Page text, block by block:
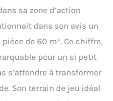
sa zone d’action
dans son avis un
pièce de 60 m². Ce chiffre,
pour un si petit
s’attendre à transformer
Son terrain de jeu idéal